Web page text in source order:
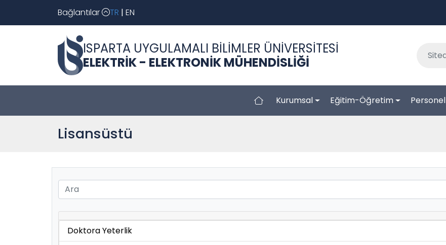
Bağlantılar TR | EN
ISPARTA UYGULAMALI BİLİMLER ÜNİVERSİTESİ
ELEKTRİK - ELEKTRONİK MÜHENDİSLİĞİ
Kurumsal Eğitim-Öğretim Personel
Lisansüstü
Doktora Yeterlik